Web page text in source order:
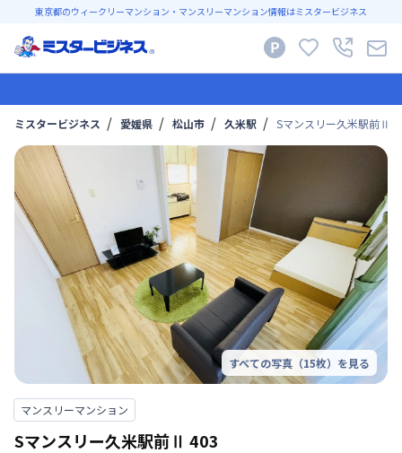
東京都のウィークリーマンション・マンスリーマンション情報はミスタービジネス
ミスタービジネス 愛媛県 松山市 久米駅 Sマンスリー久米駅前Ⅱ
すべての写真（15枚）を見る
マンスリーマンション
Sマンスリー久米駅前Ⅱ 403